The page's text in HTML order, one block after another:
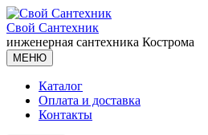
Свой Сантехник
инженерная сантехника Кострома
МЕНЮ
Каталог
Оплата и доставка
Контакты